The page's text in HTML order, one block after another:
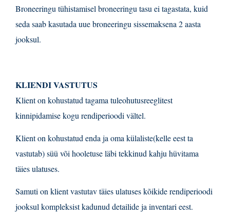
Broneeringu tühistamisel broneeringu tasu ei tagastata, kuid
seda saab kasutada uue broneeringu sissemaksena 2 aasta
jooksul.
KLIENDI VASTUTUS
Klient on kohustatud tagama tuleohutusreeglitest
kinnipidamise kogu rendiperioodi vältel.
Klient on kohustatud enda ja oma külaliste(kelle eest ta
vastutab) süü või hooletuse läbi tekkinud kahju hüvitama
täies ulatuses.
Samuti on klient vastutav täies ulatuses kõikide rendiperioodi
jooksul kompleksist kadunud detailide ja inventari eest.